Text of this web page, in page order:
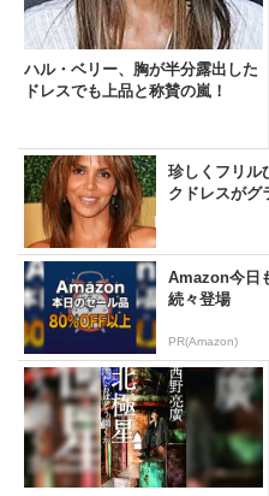
ハル・ベリー、胸が半分露出した
ドレスでも上品と称賛の嵐！
珍しくフリル
クドレスがグ
Amazon今日
続々登場
PR(Amazon)